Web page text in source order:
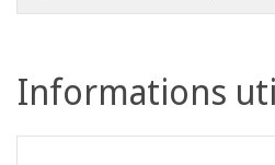
Informations